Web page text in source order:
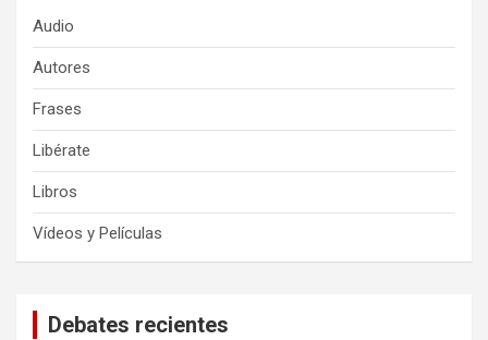
Audio
Autores
Frases
Libérate
Libros
Vídeos y Películas
Debates recientes